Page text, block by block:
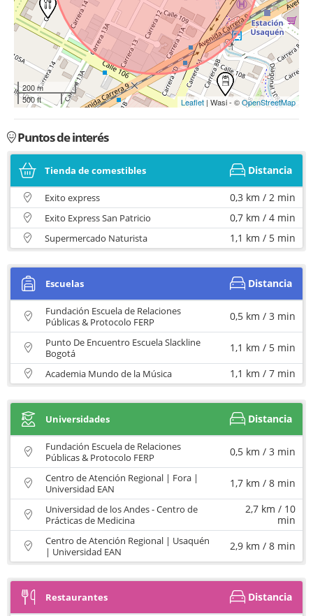
200 m
500 ft
Leaflet | Wasi - ©OpenStreetMap
Puntos de interés
Tienda de comestibles Distancia
Exito express 0,3 km / 2 min
Exito Express San Patricio 0,7 km / 4 min
Supermercado Naturista 1,1 km / 5 min
Escuelas Distancia
Fundación Escuela de Relaciones
Públicas & Protocolo FERP
0,5 km / 3 min
Punto De Encuentro Escuela Slackline
Bogotá
1,1 km / 5 min
Academia Mundo de la Música 1,1 km / 7 min
Universidades Distancia
Fundación Escuela de Relaciones
Públicas & Protocolo FERP
0,5 km / 3 min
Centro de Atención Regional | Fora |
Universidad EAN
1,7 km / 8 min
Universidad de los Andes - Centro de
Prácticas de Medicina
2,7 km / 10
min
Centro de Atención Regional | Usaquén
| Universidad EAN
2,9 km / 8 min
Restaurantes Distancia